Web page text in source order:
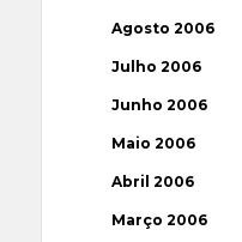
Agosto 2006
Julho 2006
Junho 2006
Maio 2006
Abril 2006
Março 2006